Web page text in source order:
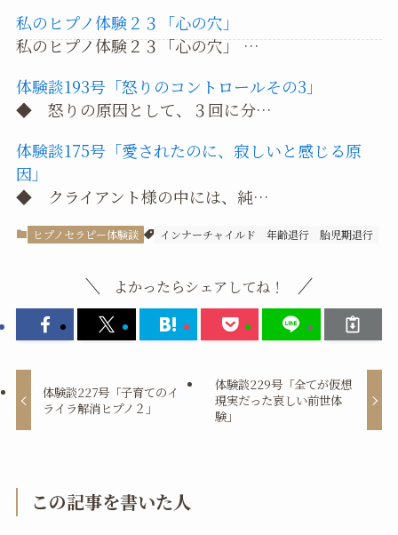
私のヒプノ体験２３「心の穴」
私のヒプノ体験２３「心の穴」 …
体験談193号「怒りのコントロールその3」
◆ 怒りの原因として、３回に分…
体験談175号「愛されたのに、寂しいと感じる原
因」
◆ クライアント様の中には、純…
ヒプノセラピー体験談 インナーチャイルド 年齢退行 胎児期退行
よかったらシェアしてね！
体験談227号「子育てのイ
ライラ解消ヒプノ２」
体験談229号「全てが仮想
現実だった哀しい前世体
験」
この記事を書いた人